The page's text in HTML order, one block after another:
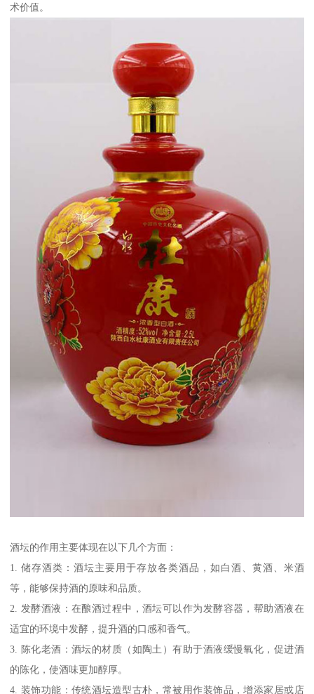
术价值。
酒坛的作用主要体现在以下几个方面：
1. 储存酒类：酒坛主要用于存放各类酒品，如白酒、黄酒、米酒
等，能够保持酒的原味和品质。
2. 发酵酒液：在酿酒过程中，酒坛可以作为发酵容器，帮助酒液在
适宜的环境中发酵，提升酒的口感和香气。
3. 陈化老酒：酒坛的材质（如陶土）有助于酒液缓慢氧化，促进酒
的陈化，使酒味更加醇厚。
4. 装饰功能：传统酒坛造型古朴，常被用作装饰品，增添家居或店